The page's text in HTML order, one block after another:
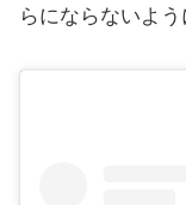
らにならないよ